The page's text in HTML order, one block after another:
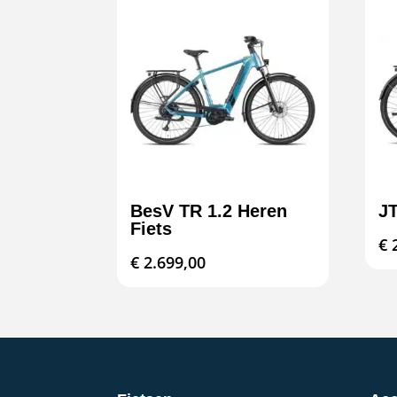
BesV TR 1.2 Heren
Fiets
€ 2.699,00
€